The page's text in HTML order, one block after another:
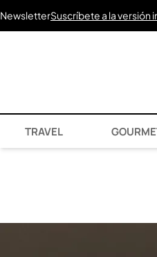
NewsletterSuscríbete a la versión
TRAVEL